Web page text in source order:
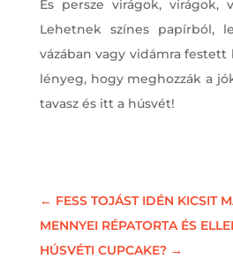
És persze virágok, virágok,
Lehetnek színes papírból,
vázában vagy vidámra
lényeg, hogy meghozzák a
tavasz és itt a húsvét!
← FESS TOJÁST IDÉN KICSIT
MENNYEI RÉPATORTA ÉS
HÚSVÉTI CUPCAKE?→